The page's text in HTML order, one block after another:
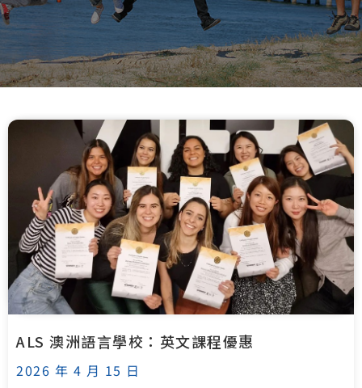
ALS 澳洲語言學校：英文課程優惠
2026 年 4 月 15 日